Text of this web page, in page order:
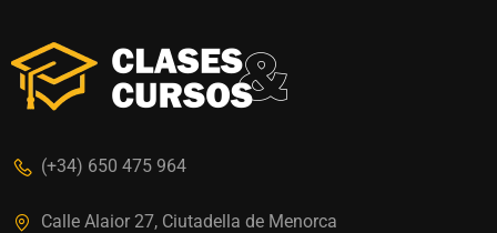
(+34) 650 475 964
Calle Alaior 27, Ciutadella de Menorca